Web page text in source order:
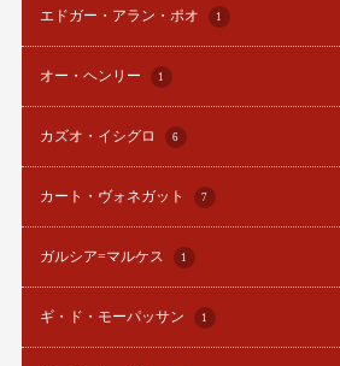
エドガー・アラン・ポオ 1
オー・ヘンリー 1
カズオ・イシグロ 6
カート・ヴォネガット 7
ガルシア=マルケス 1
ギ・ド・モーパッサン 1